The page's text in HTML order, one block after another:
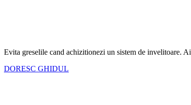
Evita greselile cand achizitionezi un sistem de invelitoare. Ai
DORESC GHIDUL